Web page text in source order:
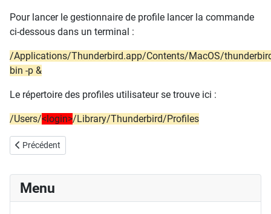
Pour lancer le gestionnaire de profile lancer la commande
ci-dessous dans un terminal :
/Applications/Thunderbird.app/Contents/MacOS/
bin -p &
Le répertoire des profiles utilisateur se trouve ici :
/Users/<login>/Library/Thunderbird/Profiles
Article précédent : Mac : screenshot
Précédent
Menu